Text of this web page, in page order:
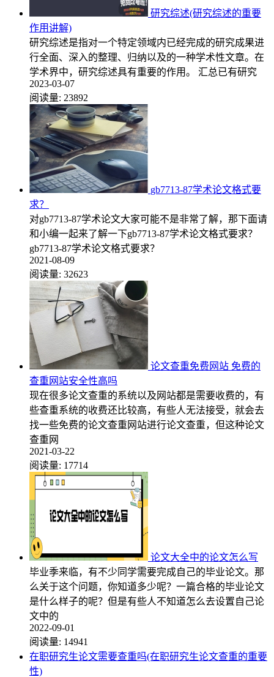
研究综述(研究综述的重要
作用讲解)
研究综述是指对一个特定领域内已经完成的研究成果进
行全面、深入的整理、归纳以及的一种学术性文章。在
学术界中，研究综述具有重要的作用。 汇总已有研究
2023-03-07
阅读量: 23892
gb7713-87学术论文格式要
求？
对gb7713-87学术论文大家可能不是非常了解，那下面请
和小编一起来了解一下gb7713-87学术论文格式要求？
gb7713-87学术论文格式要求？
2021-08-09
阅读量: 32623
论文查重免费网站 免费的
查重网站安全性高吗
现在很多论文查重的系统以及网站都是需要收费的，有
些查重系统的收费还比较高，有些人无法接受，就会去
找一些免费的论文查重网站进行论文查重，但这种论文
查重网
2021-03-22
阅读量: 17714
论文大全中的论文怎么写
毕业季来临，有不少同学需要完成自己的毕业论文。那
么关于这个问题，你知道多少呢？一篇合格的毕业论文
是什么样子的呢？但是有些人不知道怎么去设置自己论
文中的
2022-09-01
阅读量: 14941
在职研究生论文需要查重吗(在职研究生论文查重的重要
性)